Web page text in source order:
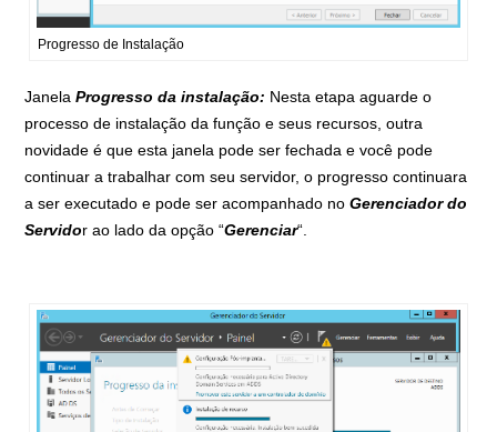
Progresso de Instalação
JanelaProgresso da instalação: Nesta etapa aguarde o
processo de instalação da função e seus recursos, outra
novidade é que esta janela pode ser fechada e você pode
continuar a trabalhar com seu servidor, o progresso continuara
a ser executado e pode ser acompanhado noGerenciador do
Servidor ao lado da opção “Gerenciar“.